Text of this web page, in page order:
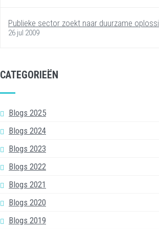
Publieke sector zoekt naar duurzame
26 jul 2009
CATEGORIEËN
Blogs 2025
Blogs 2024
Blogs 2023
Blogs 2022
Blogs 2021
Blogs 2020
Blogs 2019